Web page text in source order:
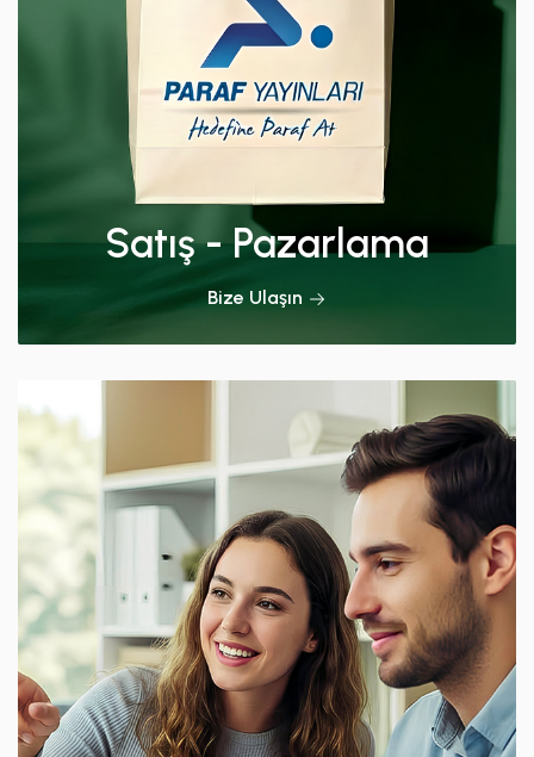
Satış - Pazarlama
Bize Ulaşın